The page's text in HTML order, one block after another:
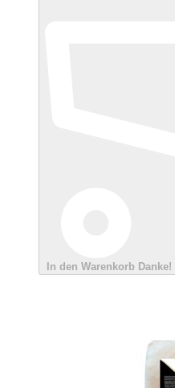
In den Warenkorb Danke!